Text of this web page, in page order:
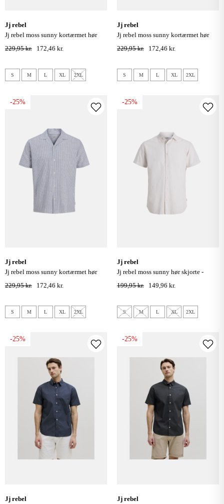
jj rebel
jj rebel moss sunny kortærmet hør
skjorte - faded denim
229,95 kr. 172,46 kr.
S M L XL 2XL
jj rebel
jj rebel moss sunny kortærmet hør
skjorte - moonbeam
229,95 kr. 172,46 kr.
S M L XL 2XL
-25%
jj rebel
jj rebel moss sunny kortærmet hør
skjorte - navy blazer
229,95 kr. 172,46 kr.
S M L XL 2XL
-25%
jj rebel
jj rebel moss sunny hør skjorte -
moonbeam
199,95 kr. 149,96 kr.
S M L XL 2XL
-25%
jj rebel
-25%
jj rebel